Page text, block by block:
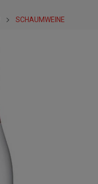
SCHAUMWEINE